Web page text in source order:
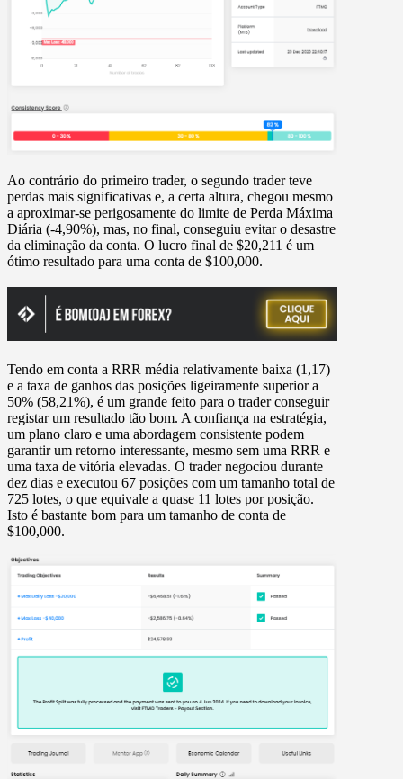
Ao contrário do primeiro trader, o segundo trader teve
perdas mais significativas e, a certa altura, chegou mesmo
a aproximar-se perigosamente do limite de Perda Máxima
Diária (-4,90%), mas, no final, conseguiu evitar o desastre
da eliminação da conta. O lucro final de $20,211 é um
ótimo resultado para uma conta de $100,000.
Tendo em conta a RRR média relativamente baixa (1,17)
e a taxa de ganhos das posições ligeiramente superior a
50% (58,21%), é um grande feito para o trader conseguir
registar um resultado tão bom. A confiança na estratégia,
um plano claro e uma abordagem consistente podem
garantir um retorno interessante, mesmo sem uma RRR e
uma taxa de vitória elevadas. O trader negociou durante
dez dias e executou 67 posições com um tamanho total de
725 lotes, o que equivale a quase 11 lotes por posição.
Isto é bastante bom para um tamanho de conta de
$100,000.